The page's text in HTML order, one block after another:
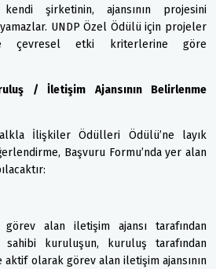
şirketinin, ajansının projesini
UNDP Özel Ödülü için projeler
çevresel etki kriterlerine göre
/ İletişim Ajansının Belirlenme
İlişkiler Ödülleri Ödülü’ne layık
Başvuru Formu’nda yer alan
alan iletişim ajansı tarafından
kuruluşun, kuruluş tarafından
olarak görev alan iletişim ajansının